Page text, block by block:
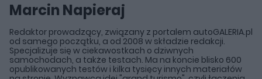
Marcin Napieraj
Redaktor prowadzący, związany z portalem autoGALERIA.pl
od samego początku, a od 2008 w składzie redakcji.
Specjalizuje się w ciekawostkach o dziwnych
samochodach, a także testach. Ma na koncie blisko 600
opublikowanych testów i kilka tysięcy innych materiałów